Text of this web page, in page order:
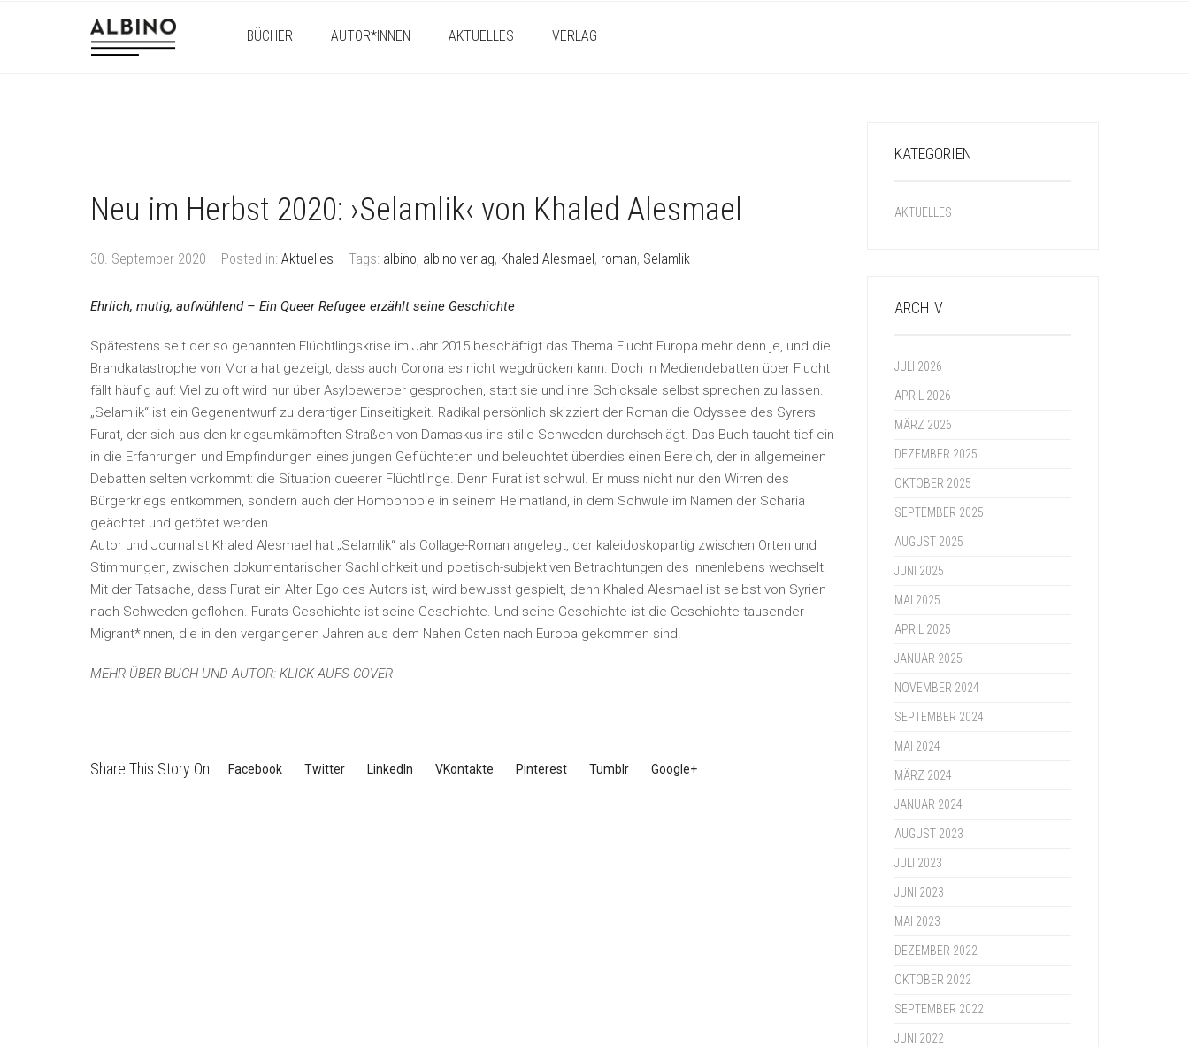
BÜCHER AUTOR*INNEN AKTUELLES VERLAG
Neu im Herbst 2020: ›Selamlik‹ von Khaled Alesmael
30. September 2020 – Posted in: Aktuelles – Tags: albino, albino verlag, Khaled Alesmael, roman, Selamlik
Ehrlich, mutig, aufwühlend – Ein Queer Refugee erzählt seine Geschichte
Spätestens seit der so genannten Flüchtlingskrise im Jahr 2015 beschäftigt das Thema Flucht Europa mehr denn je, und die
Brandkatastrophe von Moria hat gezeigt, dass auch Corona es nicht wegdrücken kann. Doch in Mediendebatten über Flucht
fällt häufig auf: Viel zu oft wird nur über Asylbewerber gesprochen, statt sie und ihre Schicksale selbst sprechen zu lassen.
„Selamlik“ ist ein Gegenentwurf zu derartiger Einseitigkeit. Radikal persönlich skizziert der Roman die Odyssee des Syrers
Furat, der sich aus den kriegsumkämpften Straßen von Damaskus ins stille Schweden durchschlägt. Das Buch taucht tief ein
in die Erfahrungen und Empfindungen eines jungen Geflüchteten und beleuchtet überdies einen Bereich, der in allgemeinen
Debatten selten vorkommt: die Situation queerer Flüchtlinge. Denn Furat ist schwul. Er muss nicht nur den Wirren des
Bürgerkriegs entkommen, sondern auch der Homophobie in seinem Heimatland, in dem Schwule im Namen der Scharia
geächtet und getötet werden.
Autor und Journalist Khaled Alesmael hat „Selamlik“ als Collage-Roman angelegt, der kaleidoskopartig zwischen Orten und
Stimmungen, zwischen dokumentarischer Sachlichkeit und poetisch-subjektiven Betrachtungen des Innenlebens wechselt.
Mit der Tatsache, dass Furat ein Alter Ego des Autors ist, wird bewusst gespielt, denn Khaled Alesmael ist selbst von Syrien
nach Schweden geflohen. Furats Geschichte ist seine Geschichte. Und seine Geschichte ist die Geschichte tausender
Migrant*innen, die in den vergangenen Jahren aus dem Nahen Osten nach Europa gekommen sind.
MEHR ÜBER BUCH UND AUTOR: KLICK AUFS COVER
Share This Story On: Facebook Twitter LinkedIn VKontakte Pinterest Tumblr Google+
KATEGORIEN
AKTUELLES
ARCHIV
JULI 2026
APRIL 2026
MÄRZ 2026
DEZEMBER 2025
OKTOBER 2025
SEPTEMBER 2025
AUGUST 2025
JUNI 2025
MAI 2025
APRIL 2025
JANUAR 2025
NOVEMBER 2024
SEPTEMBER 2024
MAI 2024
MÄRZ 2024
JANUAR 2024
AUGUST 2023
JULI 2023
JUNI 2023
MAI 2023
DEZEMBER 2022
OKTOBER 2022
SEPTEMBER 2022
JUNI 2022